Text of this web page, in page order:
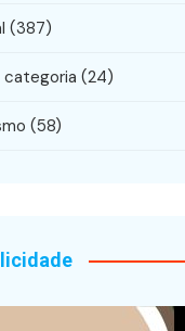
(387)
categoria (24)
(58)